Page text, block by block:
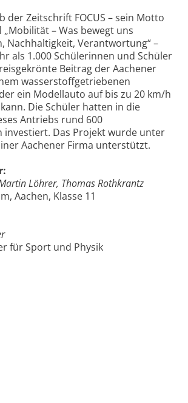
der Zeitschrift FOCUS – sein Motto
– Was bewegt uns
Nachhaltigkeit, Verantwortung“ –
als 1.000 Schülerinnen und Schüler
Beitrag der Aachener
wasserstoffgetriebenen
ein Modellauto auf bis zu 20 km/h
Die Schüler hatten in die
Antriebs rund 600
investiert. Das Projekt wurde unter
Aachener Firma unterstützt.
Löhrer, Thomas Rothkrantz
Aachen, Klasse 11
für Sport und Physik